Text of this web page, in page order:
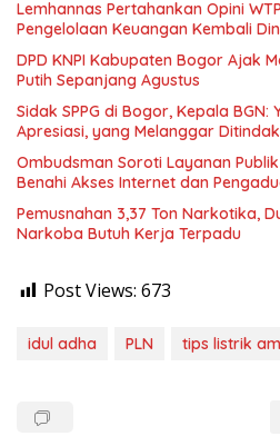
Lemhannas Pertahankan Opini
Pengelolaan Keuangan Kembali
DPD KNPI Kabupaten Bogor Ajak
Putih Sepanjang Agustus
Sidak SPPG di Bogor, Kepala
Apresiasi, yang Melanggar
Ombudsman Soroti Layanan
Benahi Akses Internet dan
Pemusnahan 3,37 Ton Narkotika,
Narkoba Butuh Kerja Terpadu
Post Views: 673
idul adha PLN tips listrik